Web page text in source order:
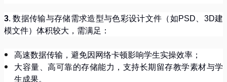
3.数据传输与存储需求造型与色彩设计文件（如PSD 3D建
模文件）体积较大，需满足：
高速数据传输，避免因网络卡顿影响学生实操效率；
大容量、高可靠的存储能力，支持长期留存教学素材与学
生成果。